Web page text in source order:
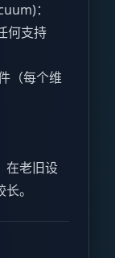
：
何支持
（每个维
在老旧设
。